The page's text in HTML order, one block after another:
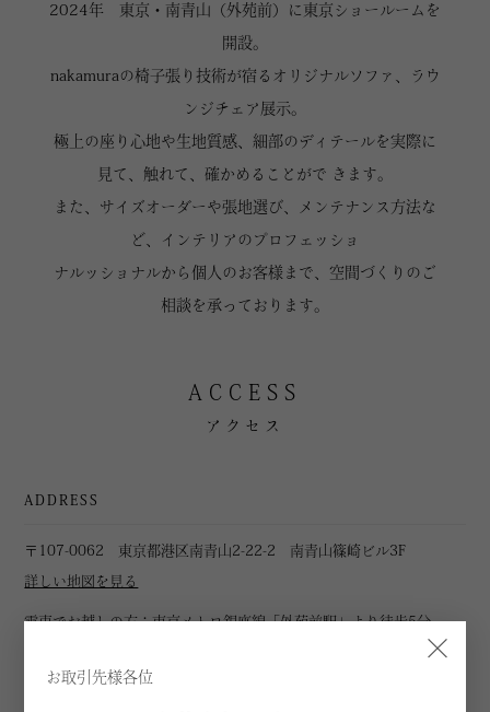
×
お取引先様各位
2024年 東京・南青山（外苑前）に東京ショールームを
開設。
nakamuraの椅子張り技術が宿るオリジナルソファ、ラウ
ンジチェア展示。
極上の座り心地や生地質感、細部のディテールを実際に
見て、触れて、確かめることがで きます。
また、サイズオーダーや張地選び、メンテナンス方法な
ど、インテリアのプロフェッショ
ナルッショナルから個人のお客様まで、空間づくりのご
相談を承っております。
ACCESS
アクセス
ADDRESS
〒107-0062 東京都港区南青山2-22-2 南青山篠崎ビル3F
詳しい地図を見る
電車でお越しの方：東京メトロ銀座線「外苑前駅」より徒歩5分
※専用駐車場はございませんので、お近くのパーキングをご利用くだ